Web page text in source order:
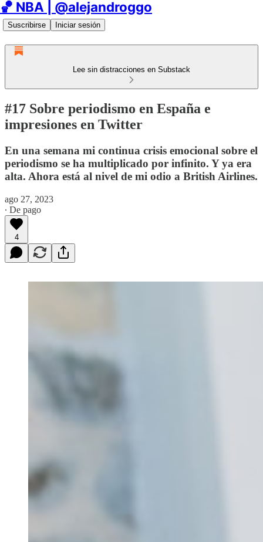
🏀 NBA | @alejandroggo
Suscribirse Iniciar sesión
Lee sin distracciones en Substack
#17 Sobre periodismo en España e
impresiones en Twitter
En una semana mi continua crisis emocional sobre el
periodismo se ha multiplicado por infinito. Y ya era
alta. Ahora está al nivel de mi odio a British Airlines.
ago 27, 2023
∙ De pago
4